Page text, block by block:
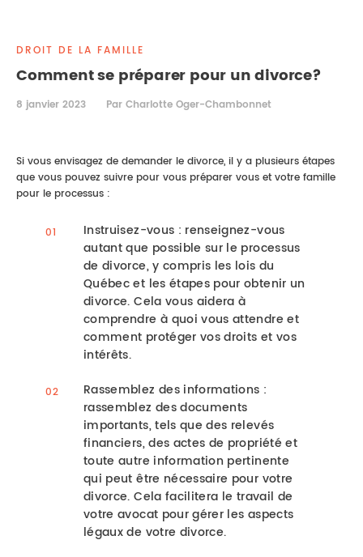
PROPRIÉTÉ INTELLECTUELLE
DROIT DE LA FAMILLE
DROIT DE LA FAMILLE
Comment se préparer pour un divorce?
8 janvier 2023 Par Charlotte Oger-Chambonnet
Si vous envisagez de demander le divorce, il y a plusieurs étapes
que vous pouvez suivre pour vous préparer vous et votre famille
pour le processus :
Instruisez-vous : renseignez-vous
autant que possible sur le processus
de divorce, y compris les lois du
Québec et les étapes pour obtenir un
divorce. Cela vous aidera à
comprendre à quoi vous attendre et
comment protéger vos droits et vos
intérêts.
Rassemblez des informations :
rassemblez des documents
importants, tels que des relevés
financiers, des actes de propriété et
toute autre information pertinente
qui peut être nécessaire pour votre
divorce. Cela facilitera le travail de
votre avocat pour gérer les aspects
légaux de votre divorce.